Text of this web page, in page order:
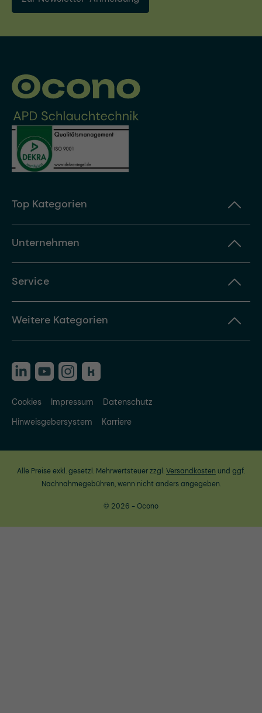
Top Kategorien
Unternehmen
Service
Weitere Kategorien
Cookies Impressum
Datenschutz
Hinweisgebersystem
Karriere
Alle Preise exkl. gesetzl. Mehrwertsteuer zzgl.Versandkosten und ggf.
Nachnahmegebühren, wenn nicht anders angegeben.
© 2026 - Ocono